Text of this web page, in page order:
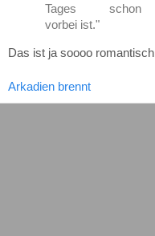
Tages schon
vorbei ist."
Das ist ja soooo romantisch
Arkadien brennt